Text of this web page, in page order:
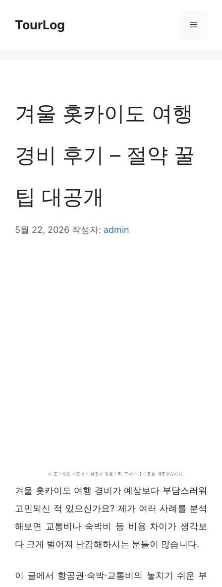
TourLog 메
겨울 홋카이도 여행
경비 후기 – 절약 꿀
팁 대공개
5월 22, 2026 작성자: admin
겨울 홋카이도 여행 경비가 예상보다 부담스러워
고민되신 적 있으신가요? 제가 여러 사례를 분석
해보면 교통비나 숙박비 등 비용 차이가 생각보
다 크게 벌어져 난감해하시는 분들이 많습니다.
이 글에서 항공권·숙박·교통비의 놓치기 쉬운 부